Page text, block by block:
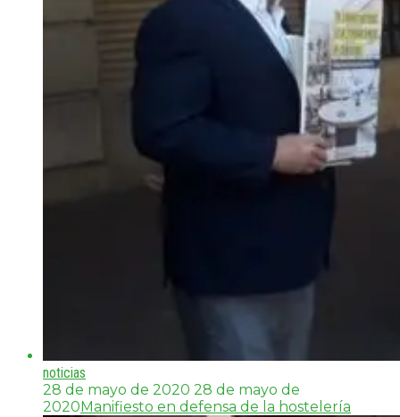
noticias
28 de mayo de 2020 28 de mayo de
2020 Manifiesto en defensa de la hostelería